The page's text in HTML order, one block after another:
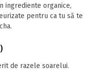
ingrediente organice,
pentru ca tu să te
de razele soarelui.